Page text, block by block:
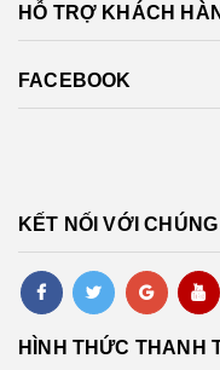
HỖ TRỢ KHÁCH
FACEBOOK
KẾT NỐI VỚI CHÚNG
HÌNH THỨC THANH